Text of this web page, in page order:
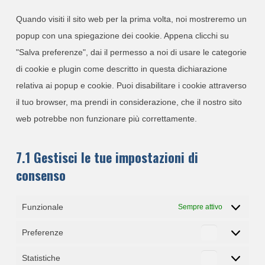
Quando visiti il sito web per la prima volta, noi mostreremo un
popup con una spiegazione dei cookie. Appena clicchi su
"Salva preferenze", dai il permesso a noi di usare le categorie
di cookie e plugin come descritto in questa dichiarazione
relativa ai popup e cookie. Puoi disabilitare i cookie attraverso
il tuo browser, ma prendi in considerazione, che il nostro sito
web potrebbe non funzionare più correttamente.
7.1 Gestisci le tue impostazioni di
consenso
Funzionale Sempre attivo
Preferenze
Statistiche